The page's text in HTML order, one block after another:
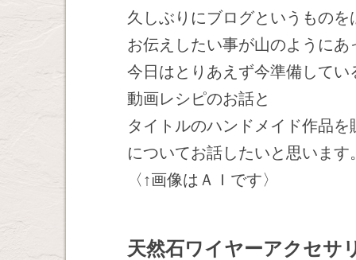
久しぶりにブログというものを
お伝えしたい事が山のように
今日はとりあえず今準備して
動画レシピのお話と
タイトルのハンドメイド作品
についてお話したいと思います
〈↑画像はＡＩです〉
天然石ワイヤーアクセサ